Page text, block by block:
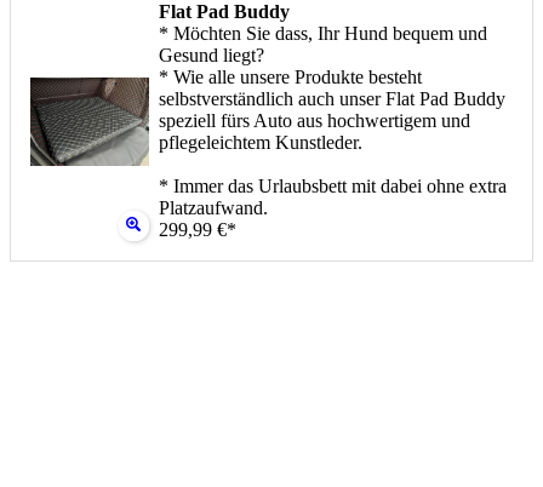
Flat Pad Buddy
* Möchten Sie dass, Ihr Hund bequem und
Gesund liegt?
* Wie alle unsere Produkte besteht
selbstverständlich auch unser Flat Pad Buddy
speziell fürs Auto aus hochwertigem und
pflegeleichtem Kunstleder.
* Immer das Urlaubsbett mit dabei ohne extra
Platzaufwand.
299,99 €*